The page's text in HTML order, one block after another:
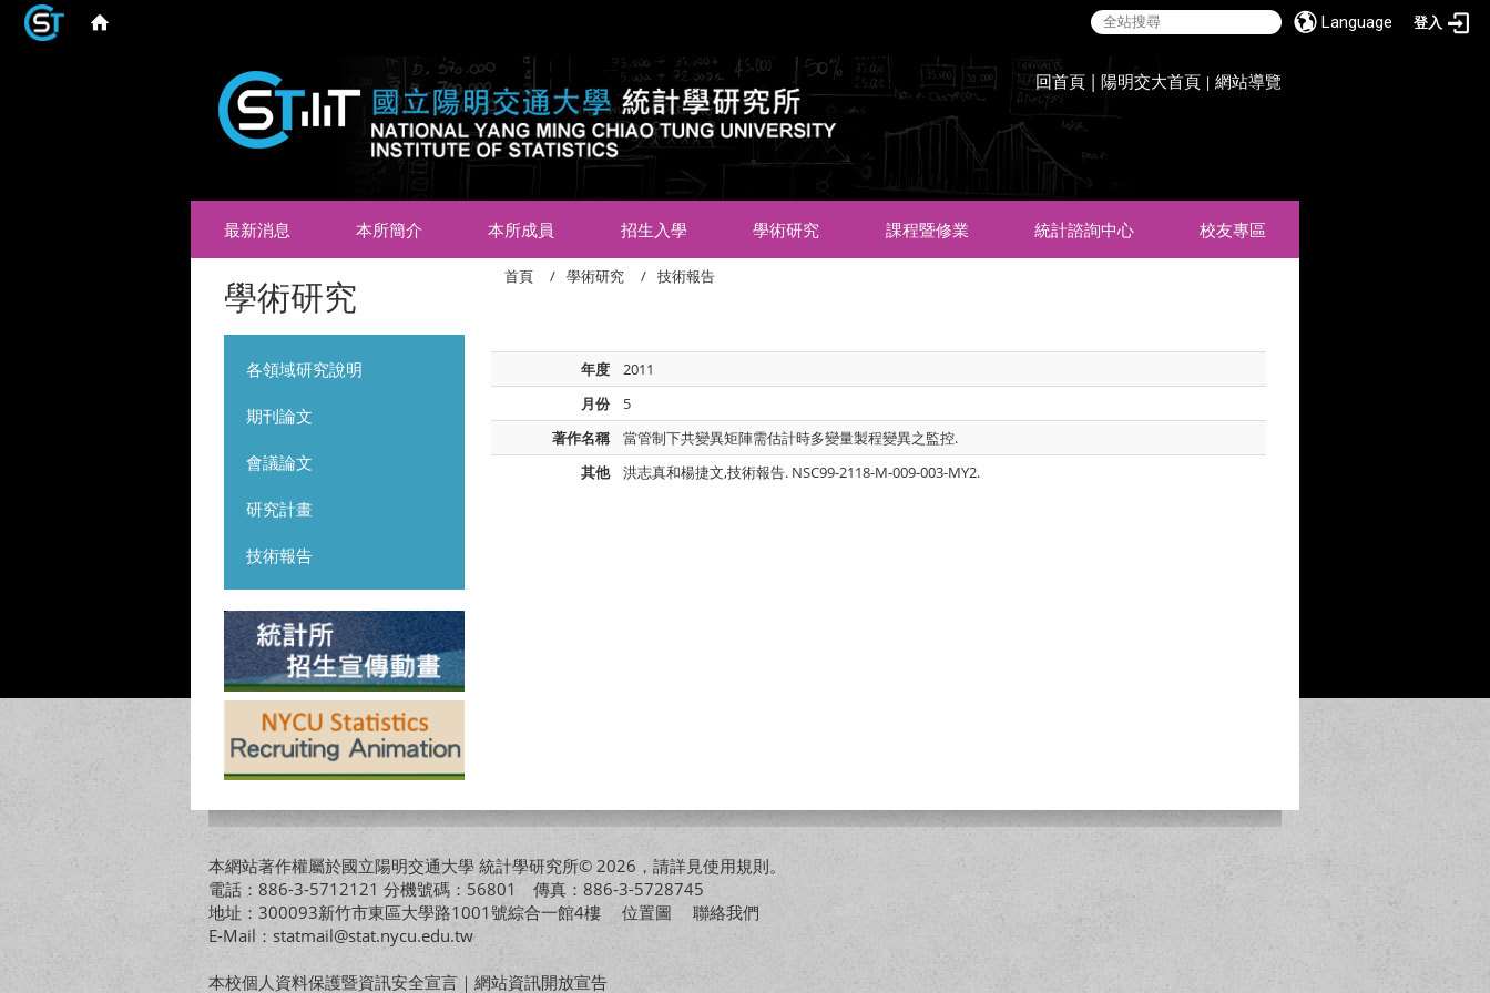
Language 登入
回首頁 | 陽明交大首頁 |網站導覽
最新消息 本所簡介 本所成員 招生入學 學術研究 課程暨修業 統計諮詢中心 校友專區
學術研究
各領域研究說明
期刊論文
會議論文
研究計畫
技術報告
首頁 學術研究 技術報告
年度
2011
月份
5
著作名稱
當管制下共變異矩陣需估計時多變量製程變異之監控.
其他
洪志真和楊捷文,技術報告. NSC99-2118-M-009-003-MY2.
本網站著作權屬於國立陽明交通大學 統計學研究所© 2026，請詳見使用規則。
電話：886-3-5712121 分機號碼：56801 傳真：886-3-5728745
地址：300093新竹市東區大學路1001號綜合一館4樓 位置圖
聯絡我們
E-Mail：statmail@stat.nycu.edu.tw
本校個人資料保護暨資訊安全宣言 ｜ 網站資訊開放宣告